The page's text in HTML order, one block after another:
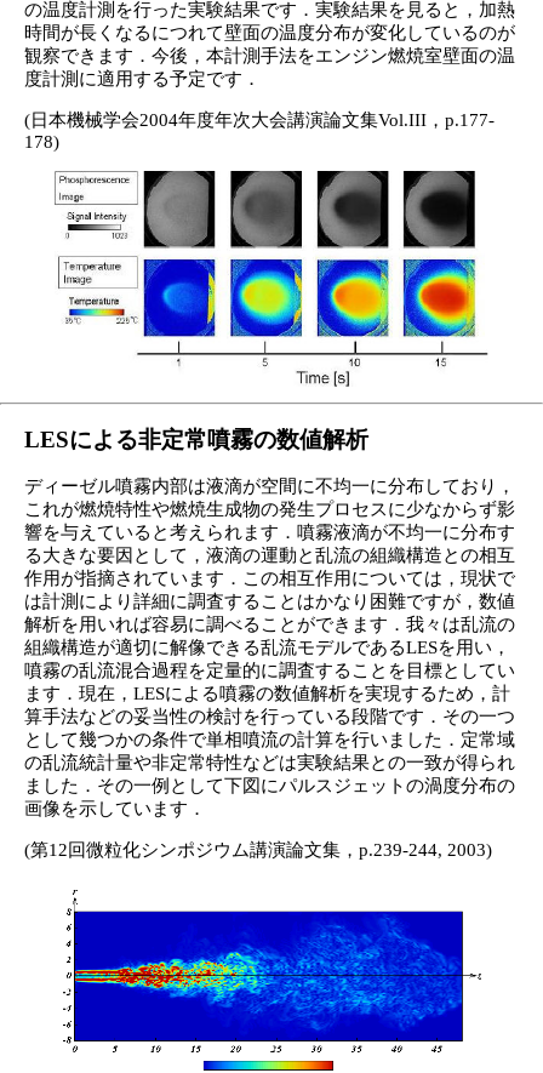
の温度計測を行った実験結果です．実験結果を見ると，加熱
時間が長くなるにつれて壁面の温度分布が変化しているのが
観察できます．今後，本計測手法をエンジン燃焼室壁面の温
度計測に適用する予定です．
(日本機械学会2004年度年次大会講演論文集Vol.III，p.177-
178)
LESによる非定常噴霧の数値解析
ディーゼル噴霧内部は液滴が空間に不均一に分布しており，
これが燃焼特性や燃焼生成物の発生プロセスに少なからず影
響を与えていると考えられます．噴霧液滴が不均一に分布す
る大きな要因として，液滴の運動と乱流の組織構造との相互
作用が指摘されています．この相互作用については，現状で
は計測により詳細に調査することはかなり困難ですが，数値
解析を用いれば容易に調べることができます．我々は乱流の
組織構造が適切に解像できる乱流モデルであるLESを用い，
噴霧の乱流混合過程を定量的に調査することを目標としてい
ます．現在，LESによる噴霧の数値解析を実現するため，計
算手法などの妥当性の検討を行っている段階です．その一つ
として幾つかの条件で単相噴流の計算を行いました．定常域
の乱流統計量や非定常特性などは実験結果との一致が得られ
ました．その一例として下図にパルスジェットの渦度分布の
画像を示しています．
(第12回微粒化シンポジウム講演論文集，p.239-244, 2003)